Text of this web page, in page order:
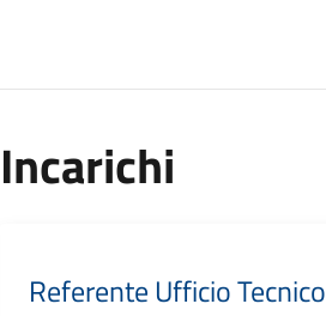
Incarichi
Referente Ufficio Tecnico